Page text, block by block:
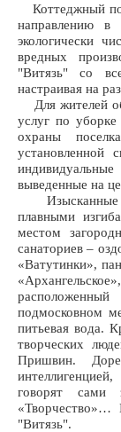
Коттеджный
направлению
экологически
вредных
"Витязь" со
настраивая на
Для жителей
услуг по
охраны
установленной
выведенные на
Изысканные
плавными
местом
санаториев –
«Ватутинки»,
подмосковном
питьевая вода.
творческих
Пришвин.
говорят сами
"Витязь".